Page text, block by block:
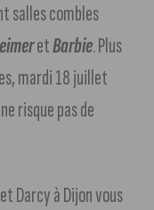
salles combles
etBarbie. Plus
mardi 18 juillet
risque pas de
Darcy à Dijon vous